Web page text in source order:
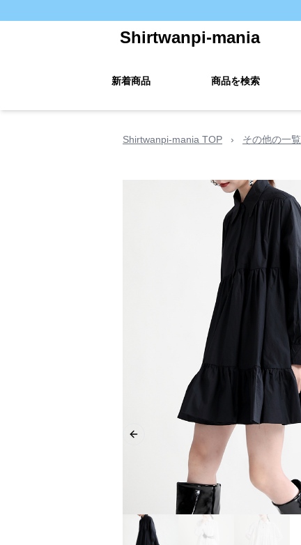
Shirtwanpi-mania
新着商品 商品を検索
Shirtwanpi-mania TOP › その他の一覧
Previous slide